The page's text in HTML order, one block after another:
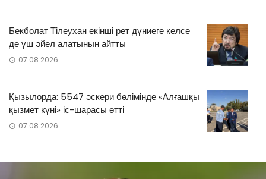
Бекболат Тілеухан екінші рет дүниеге келсе
де үш әйел алатынын айтты
07.08.2026
Қызылорда: 5547 әскери бөлімінде «Алғашқы
қызмет күні» іс-шарасы өтті
07.08.2026